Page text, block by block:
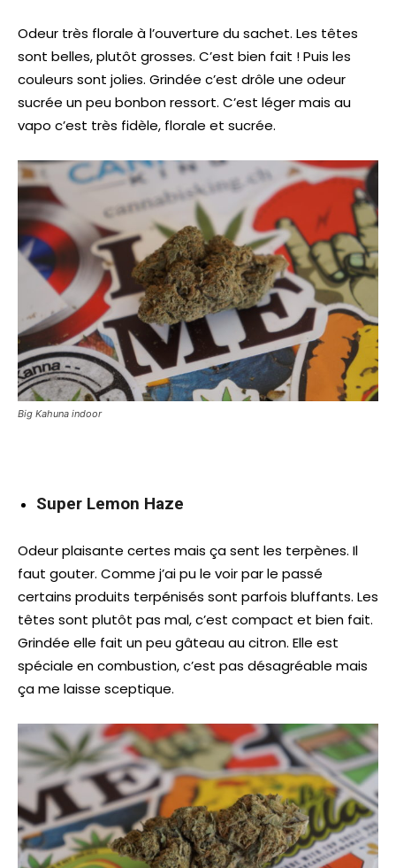
Odeur très florale à l’ouverture du sachet. Les têtes
sont belles, plutôt grosses. C’est bien fait ! Puis les
couleurs sont jolies. Grindée c’est drôle une odeur
sucrée un peu bonbon ressort. C’est léger mais au
vapo c’est très fidèle, florale et sucrée.
Big Kahuna indoor
Super Lemon Haze
Odeur plaisante certes mais ça sent les terpènes. Il
faut gouter. Comme j’ai pu le voir par le passé
certains produits terpénisés sont parfois bluffants. Les
têtes sont plutôt pas mal, c’est compact et bien fait.
Grindée elle fait un peu gâteau au citron. Elle est
spéciale en combustion, c’est pas désagréable mais
ça me laisse sceptique.